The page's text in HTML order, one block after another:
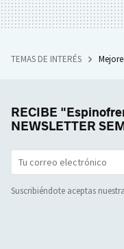
TEMAS DE INTERÉS
RECIBE
NEWSLETTER
Suscribiéndote aceptas nuestra